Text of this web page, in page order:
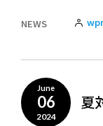
NEWS
June
06
2024
夏